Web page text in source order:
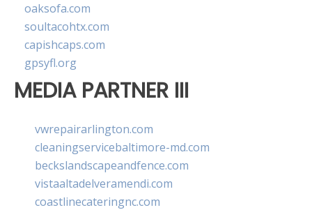
oaksofa.com
soultacohtx.com
capishcaps.com
gpsyfl.org
MEDIA PARTNER III
vwrepairarlington.com
cleaningservicebaltimore-md.com
beckslandscapeandfence.com
vistaaltadelveramendi.com
coastlinecateringnc.com